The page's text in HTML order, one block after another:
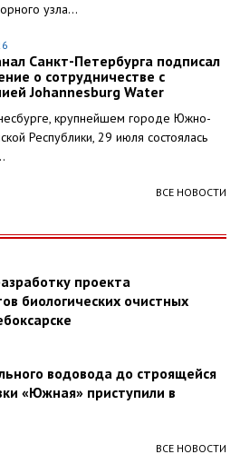
узла...
Санкт-Петербурга подписал
о сотрудничестве с
Johannesburg Water
крупнейшем городе Южно-
Республики, 29 июля состоялась
ВСЕ НОВОСТИ
проекта
биологических очистных
водовода до строящейся
«Южная» приступили в
ВСЕ НОВОСТИ